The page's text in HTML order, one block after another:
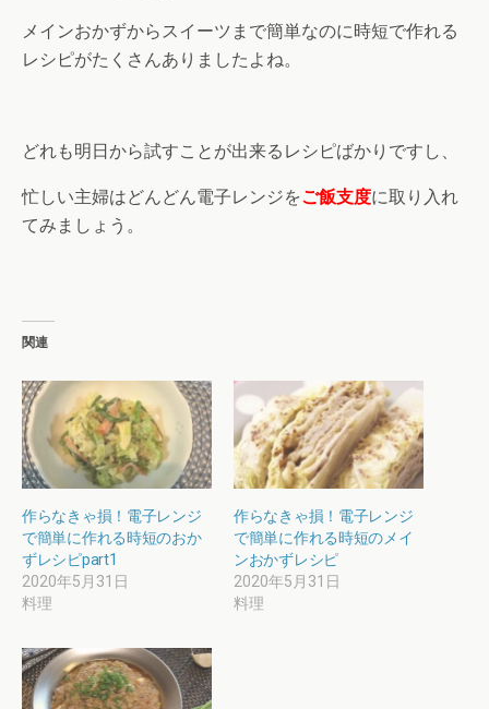
メインおかずからスイーツまで簡単なのに時短で作れる
レシピがたくさんありましたよね。
どれも明日から試すことが出来るレシピばかりですし、
忙しい主婦はどんどん電子レンジをご飯支度に取り入れ
てみましょう。
関連
作らなきゃ損！電子レンジ
で簡単に作れる時短のおか
ずレシピpart1
2020年5月31日
料理
作らなきゃ損！電子レンジ
で簡単に作れる時短のメイ
ンおかずレシピ
2020年5月31日
料理